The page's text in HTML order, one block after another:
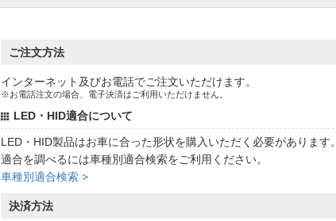
ご注文方法
インターネット及びお電話でご注文いただけます。
※お電話注文の場合、電子決済はご利用いただけません。
LED・HID適合について
LED・HID製品はお車に合った形状を購入いただく必要があります。
適合を調べるには車種別適合検索をご利用ください。
車種別適合検索 >
決済方法